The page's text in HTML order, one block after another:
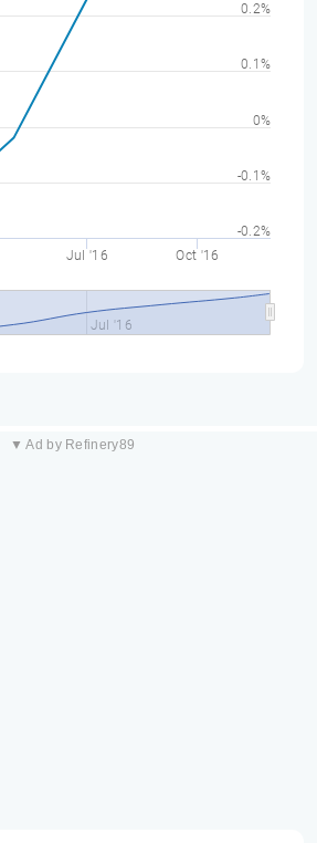
Jul '16 Oct '16
Jul '16
-0.2%
-0.1%
0%
0.1%
0.2%
▼ Ad by Refinery89